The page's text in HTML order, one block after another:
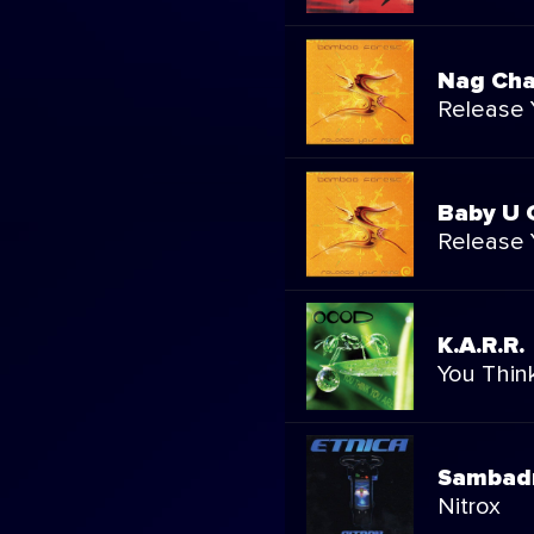
Nag
Release
Baby U
Release
K.A.R.R.
You
Nitrox